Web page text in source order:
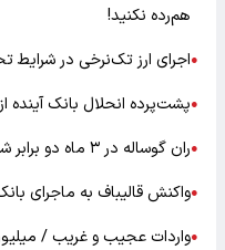
هم‌رده نکنید!
●اجرای ارز تک‌نرخی در شرایط
●پشت‌پرده انحلال بانک
●ران گوساله در ۳ ماه دو برابر شد؛ کسی حواسش هست؟
●واکنش قالیباف به ماجرای
●واردات عجیب و غریب /